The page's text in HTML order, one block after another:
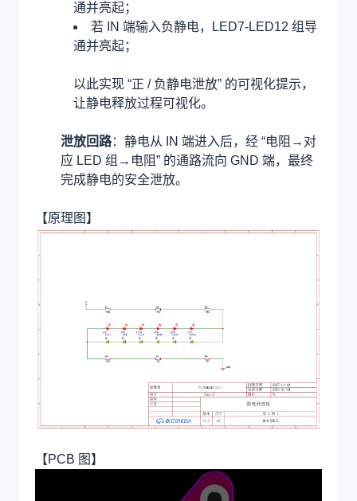
通并亮起；
若 IN 端输入负静电，LED7-LED12 组导
通并亮起；
以此实现 “正 / 负静电泄放” 的可视化提示，
让静电释放过程可视化。
泄放回路：静电从 IN 端进入后，经 “电阻→对
应 LED 组→电阻” 的通路流向 GND 端，最终
完成静电的安全泄放。
【原理图】
【PCB 图】